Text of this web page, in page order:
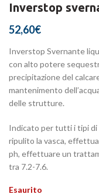
Inverstop
52,60€
Inverstop Svernante
con alto potere
precipitazione del
mantenimento
delle strutture.
Indicato per tutti i tipi di
ripulito la vasca,
ph, effettuare un
tra 7.2-7.6.
Esaurito